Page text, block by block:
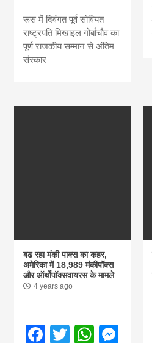
रूस में दिवंगत पूर्व सोवियत
राष्ट्रपति मिखाइल गोर्बाचौव का
पूर्ण राजकीय सम्मान से अंतिम
संस्कार
बढ रहा मंकी पाक्स का कहर,
अमेरिका में 18,989 मंकीपॉक्स
और ऑर्थोपॉक्सवायरस के मामले
4 years ago
Facebook
Twitter